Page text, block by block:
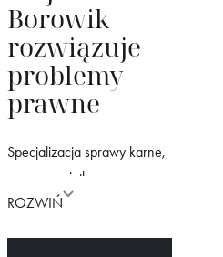
Borowik
rozwiązuje
problemy
prawne
Specjalizacja sprawy karne,
sprawy majątkowe, sprawy
spadkowe i rozwodowe.
ROZWIŃ